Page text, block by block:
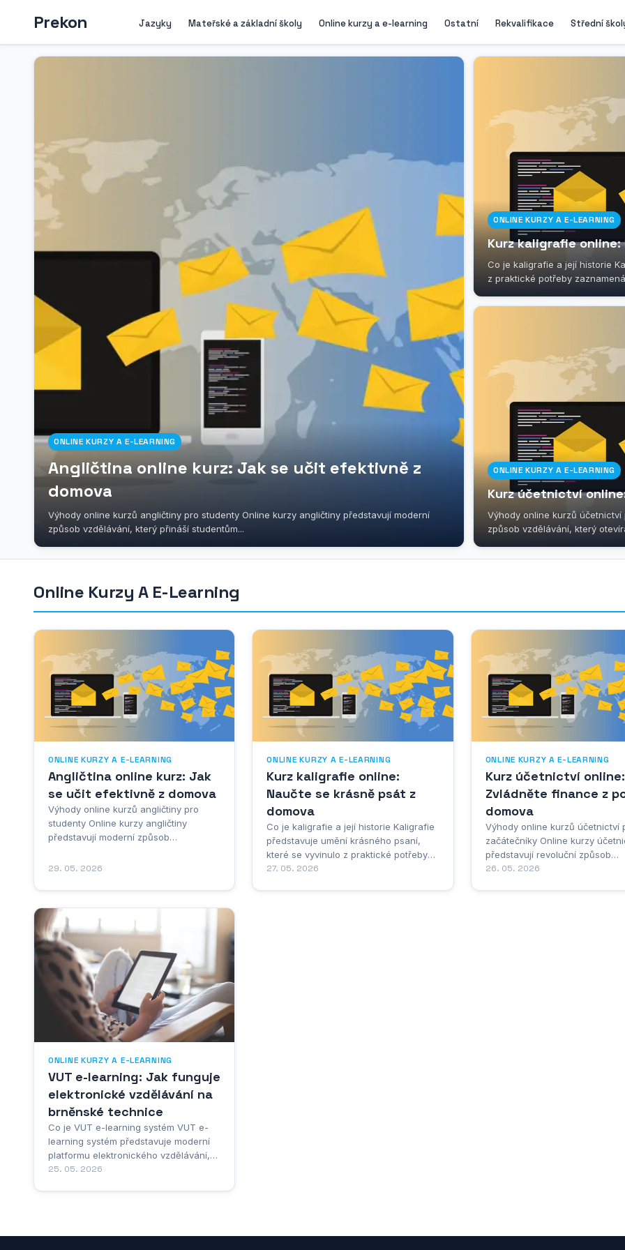
Prekon Jazyky Mateřské a základní školy Online kurzy a e-learning Ostatní Rekvalifikace Střední
ONLINE KURZY A E-LEARNING
Angličtina online kurz: Jak se učit efektivně z
domova
Výhody online kurzů angličtiny pro studenty Online kurzy angličtiny představují moderní
způsob vzdělávání, který přináší studentům...
ONLINE KURZY A E-LEARNING
Kurz kaligrafie
Co je kaligrafie a její historie
z praktické potřeby
ONLINE KURZY A E-LEARNING
Kurz účetnictví
Výhody online kurzů
způsob vzdělávání, který
Online Kurzy A E-Learning
ONLINE KURZY A E-LEARNING
Angličtina online kurz: Jak
se učit efektivně z domova
Výhody online kurzů angličtiny pro
studenty Online kurzy angličtiny
představují moderní způsob
celou řadu výhod oproti tradičním
z nejdůležitějších aspektů, které činí
tento způsob studia atraktivním pro
širokou škálu studentů....
29. 05. 2026
ONLINE KURZY A E-LEARNING
Kurz kaligrafie online:
Naučte se krásně psát z
domova
Co je kaligrafie a její historie Kaligrafie
představuje umění krásného psaní,
které se vyvinulo z praktické potřeby
zaznamenávat informace do
27. 05. 2026
ONLINE KURZY A E-LEARNING
Kurz účetnictví online:
Zvládněte finance z
domova
Výhody online kurzů účetnictví
začátečníky Online kurzy
představují revoluční způsob
vzdělávání, který otevírá dveře k
26. 05. 2026
ONLINE KURZY A E-LEARNING
VUT e-learning: Jak funguje
elektronické vzdělávání na
brněnské technice
Co je VUT e-learning systém VUT e-
learning systém představuje moderní
platformu elektronického vzdělávání,
která byla vyvinuta speciálně pro
pro výuku, studium a sdílení...
25. 05. 2026